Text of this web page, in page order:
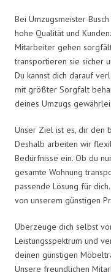
Bei Umzugsmeister
hohe Qualität und
Mitarbeiter gehen
transportieren sie sicher
Du kannst dich darauf
mit größter Sorgfalt
deines Umzugs
Unser Ziel ist es, dir den
Deshalb arbeiten wir
Bedürfnisse ein. Ob du
gesamte Wohnung
passende Lösung für
von unserem günstigen
Überzeuge dich selbst
Leistungsspektrum und
deinen günstigen
Unsere freundlichen